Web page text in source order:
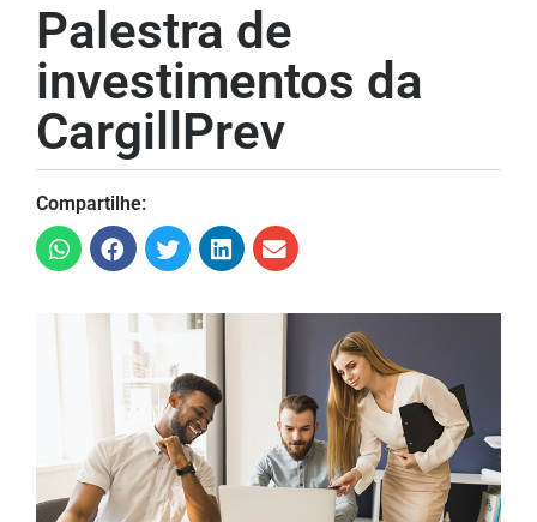
Palestra de
investimentos da
CargillPrev
Compartilhe: